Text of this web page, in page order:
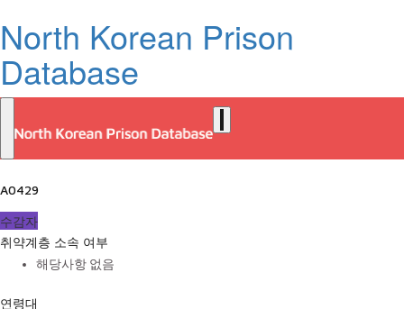
North Korean Prison
Database
A0429
수감자
취약계층 소속 여부
해당사항 없음
연령대